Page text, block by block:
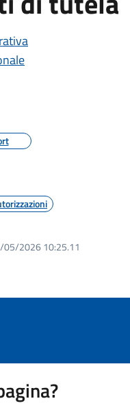
05/2026 10:25.11